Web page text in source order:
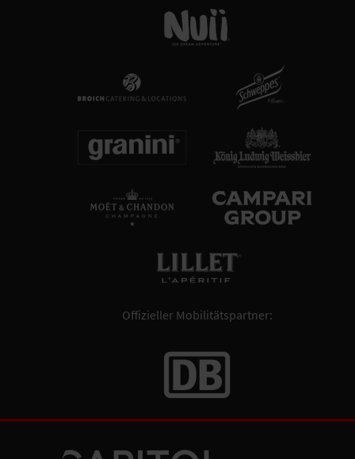
Offizieller Mobilitätspartner: